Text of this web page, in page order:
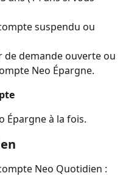
suspendu ou
de demande ouverte ou
Neo Épargne.
Épargne à la fois.
Neo Quotidien :